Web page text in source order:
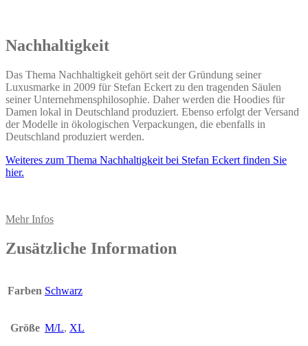
Nachhaltigkeit
Das Thema Nachhaltigkeit gehört seit der Gründung seiner
Luxusmarke in 2009 für Stefan Eckert zu den tragenden Säulen
seiner Unternehmensphilosophie. Daher werden die Hoodies für
Damen lokal in Deutschland produziert. Ebenso erfolgt der Versand
der Modelle in ökologischen Verpackungen, die ebenfalls in
Deutschland produziert werden.
Weiteres zum Thema Nachhaltigkeit bei Stefan Eckert finden Sie
hier.
Mehr Infos
Zusätzliche Information
Farben Schwarz
Größe M/L, XL